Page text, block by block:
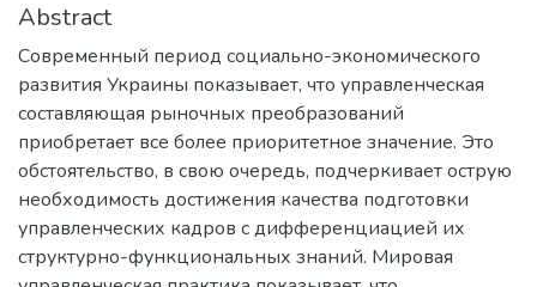
Abstract
Современный период социально-экономического
развития Украины показывает, что управленческая
составляющая рыночных преобразований
приобретает все более приоритетное значение. Это
обстоятельство, в свою очередь, подчеркивает острую
необходимость достижения качества подготовки
управленческих кадров с дифференциацией их
структурно-функциональных знаний. Мировая